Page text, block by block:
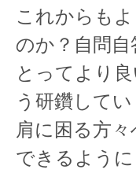
これからも
のか？自問
とってより
う研鑽してい
肩に困る方
できるよう